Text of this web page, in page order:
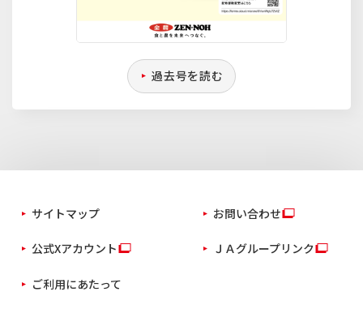
過去号を読む
サイトマップ お問い合わせ
公式Xアカウント ＪＡグループリンク
ご利用にあたって